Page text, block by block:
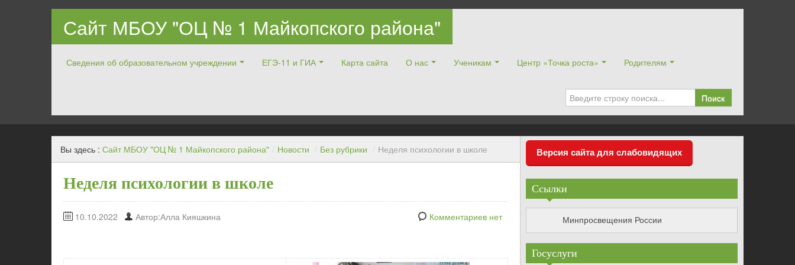
Сайт МБОУ "ОЦ № 1 Майкопского района"
Сведения об образовательном учреждении ЕГЭ-11 и ГИА Карта сайта О нас Ученикам Центр «Точка роста» Родителям
Поиск
Вы здесь : Сайт МБОУ "ОЦ № 1 Майкопского района" / Новости / Без рубрики / Неделя психологии в школе
Неделя психологии в школе
10.10.2022 Автор:Алла Кияшкина Комментариев нет
Версия сайта для слабовидящих
Ссылки
Минпросвещения России
Госуслуги